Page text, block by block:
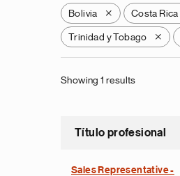
Bolivia X Costa Rica
Trinidad y Tobago X
Showing 1 results
Título profesional
Sales Representative -